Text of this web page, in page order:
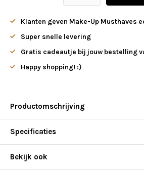
Klanten geven Make-Up Musthaves
Super snelle levering
Gratis cadeautje bij jouw bestelling
Happy shopping! :)
Productomschrijving
Specificaties
Bekijk ook